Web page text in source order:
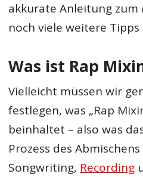
akkurate Anleitung zum
noch viele weitere
Was ist Rap
Vielleicht müssen wir
festlegen, was „Rap
beinhaltet – also was
Prozess des
Songwriting, Recording